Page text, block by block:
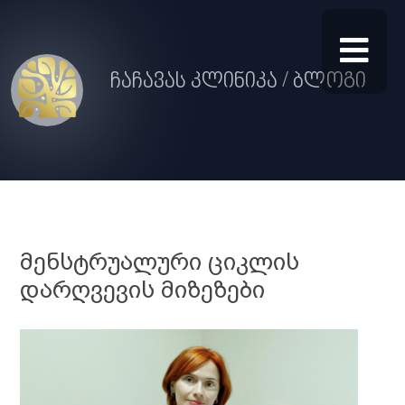
ჩაჩავას კლინიკა / ბლოგი
მენსტრუალური ციკლის
დარღვევის მიზეზები